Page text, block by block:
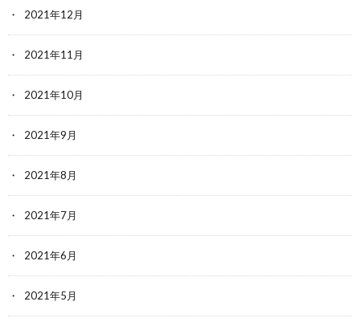
2021年12月
2021年11月
2021年10月
2021年9月
2021年8月
2021年7月
2021年6月
2021年5月